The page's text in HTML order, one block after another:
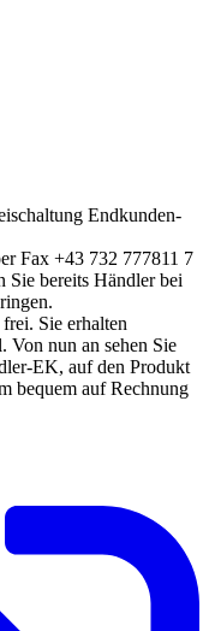
Endkunden-
Fax +43 732 777811 7
Sie bereits Händler bei
Sie erhalten
Von nun an sehen Sie
EK, auf den Produkt
bequem auf Rechnung